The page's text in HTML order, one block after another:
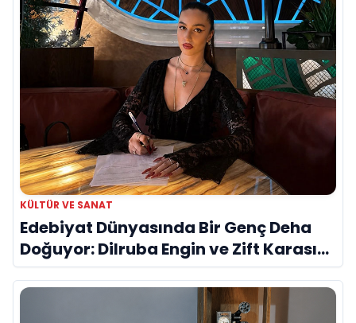
KÜLTÜR VE SANAT
Edebiyat Dünyasında Bir Genç Deha
Doğuyor: Dilruba Engin ve Zift Karası
Evreni ‘AVENOİR’